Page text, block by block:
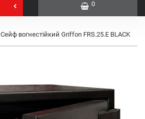
0
Сейф вогнестійкий Griffon FRS.25.E BLACK